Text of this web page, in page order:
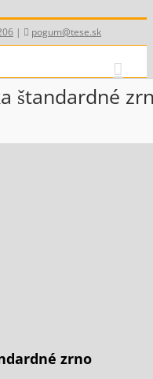
| pogum@tese.sk
štandardné
zrno